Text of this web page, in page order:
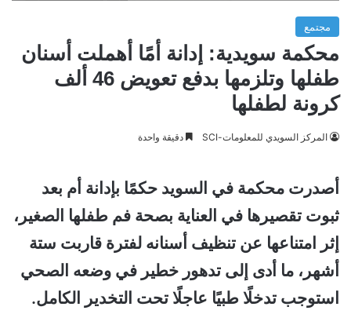
مجتمع
محكمة سويدية: إدانة أمًا أهملت أسنان
طفلها وتلزمها بدفع تعويض 46 ألف
كرونة لطفلها
المركز السويدي للمعلومات-SCI دقيقة واحدة
أصدرت محكمة في السويد حكمًا بإدانة أم بعد
ثبوت تقصيرها في العناية بصحة فم طفلها الصغير،
إثر امتناعها عن تنظيف أسنانه لفترة قاربت ستة
أشهر، ما أدى إلى تدهور خطير في وضعه الصحي
استوجب تدخلًا طبيًا عاجلًا تحت التخدير الكامل.